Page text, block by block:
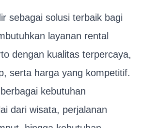
sebagai solusi terbaik bagi
layanan rental
dengan kualitas terpercaya,
serta harga yang kompetitif.
kebutuhan
dari wisata, perjalanan